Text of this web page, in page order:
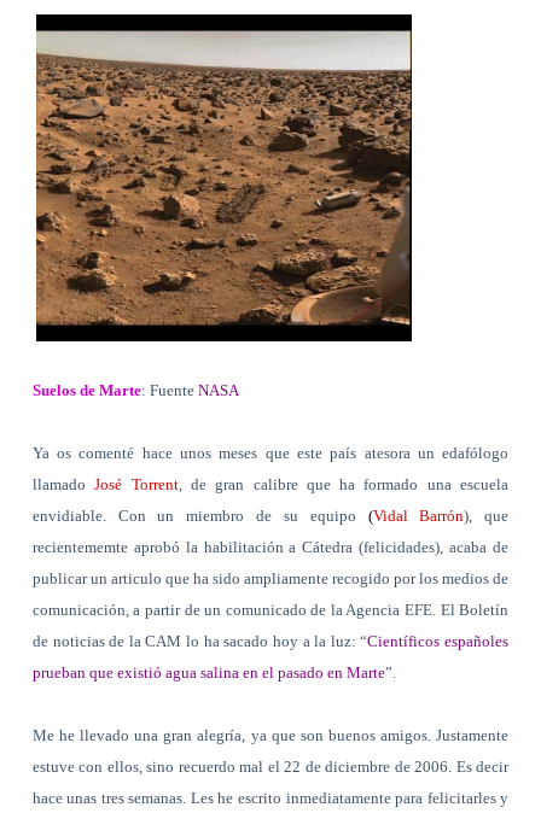
Suelos de Marte: FuenteNASA
Ya os comenté hace unos meses que este país atesora un edafólogo
llamadoJosé Torrent, de gran calibre que ha formado una escuela
envidiable. Con un miembro de su equipo (Vidal Barrón), que
recientememte aprobó la habilitación a Cátedra (felicidades), acaba de
publicar un articulo que ha sido ampliamente recogido por los medios de
comunicación, a partir de un comunicado de la Agencia EFE. El Boletín
de noticias de la CAM lo ha sacado hoy a la luz: “Científicos españoles
prueban que existió agua salina en el pasado en Marte”.
Me he llevado una gran alegría, ya que son buenos amigos. Justamente
estuve con ellos, sino recuerdo mal el 22 de diciembre de 2006. Es decir
hace unas tres semanas. Les he escrito inmediatamente para felicitarles y